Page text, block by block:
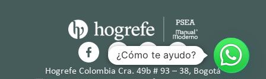
Hogrefe Colombia Cra. 49b # 93 – 38, Bogotá
¿Cómo te ayudo?